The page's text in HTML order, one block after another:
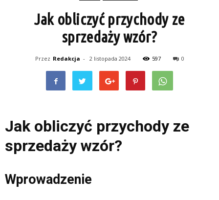
Jak obliczyć przychody ze
sprzedaży wzór?
Przez Redakcja - 2 listopada 2024 597 0
Jak obliczyć przychody ze
sprzedaży wzór?
Wprowadzenie